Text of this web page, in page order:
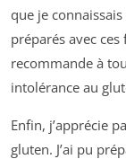
que je
préparés avec
recommande à
intolérance au
Enfin, j’apprécie
gluten. J’ai pu